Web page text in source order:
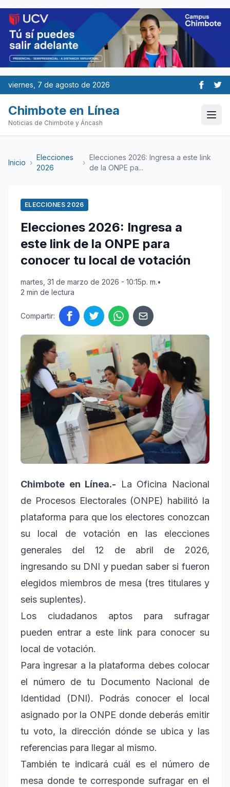
viernes, 7 de agosto de 2026
Chimbote en Línea
Noticias de Chimbote y Áncash
Inicio ›
Elecciones
2026
›
Elecciones 2026: Ingresa a este link
de la ONPE pa...
ELECCIONES 2026
Elecciones 2026: Ingresa a
este link de la ONPE para
conocer tu local de votación
martes, 31 de marzo de 2026 - 10:15p. m.•
2 min de lectura
Compartir:
Chimbote en Línea.- La Oficina Nacional
de Procesos Electorales (ONPE) habilitó la
plataforma para que los electores conozcan
su local de votación en las elecciones
generales del 12 de abril de 2026,
ingresando su DNI y puedan saber si fueron
elegidos miembros de mesa (tres titulares y
seis suplentes).
Los ciudadanos aptos para sufragar
pueden entrar a este link para conocer su
local de votación.
Para ingresar a la plataforma debes colocar
el número de tu Documento Nacional de
Identidad (DNI). Podrás conocer el local
asignado por la ONPE donde deberás emitir
tu voto, la dirección dónde se ubica y las
referencias para llegar al mismo.
También te indicará cuál es el número de
mesa donde te corresponde sufragar en el